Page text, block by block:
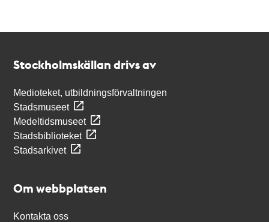
Stockholmskällan drivs av
Medioteket, utbildningsförvaltningen
Stadsmuseet
Medeltidsmuseet
Stadsbiblioteket
Stadsarkivet
Om webbplatsen
Kontakta oss